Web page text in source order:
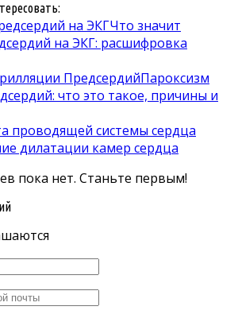
Что значит
на ЭКГ: расшифровка
Пароксизм
что это такое, причины и
проводящей системы сердца
дилатации камер сердца
пока нет. Станьте первым!